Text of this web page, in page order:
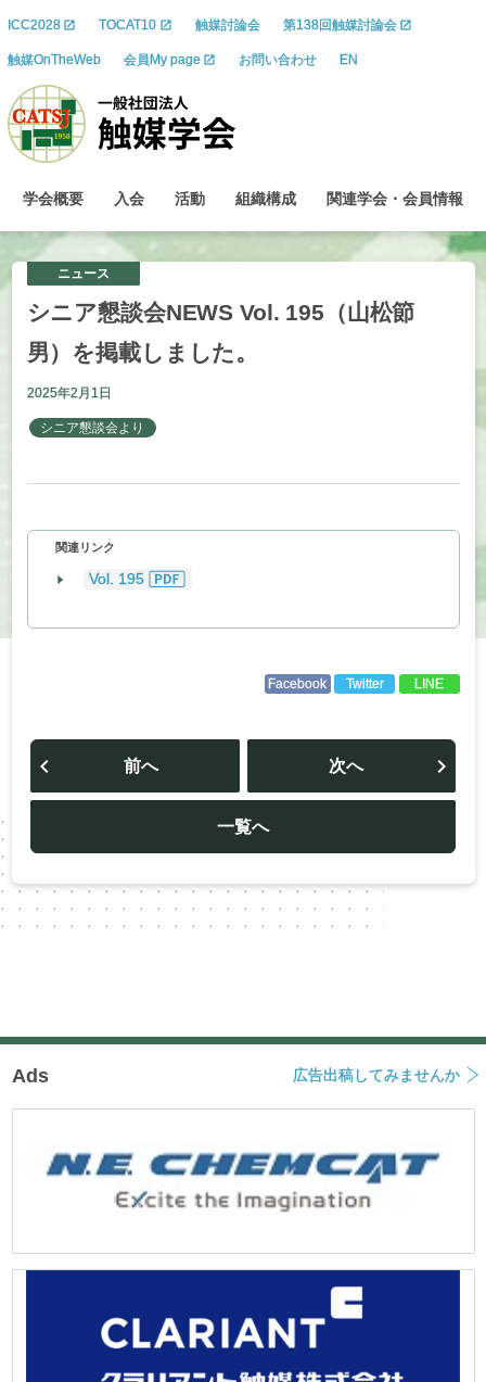
ICC2028 TOCAT10 触媒討論会 第138回触媒討論会
触媒OnTheWeb 会員My page お問い合わせ EN
学会概要 入会 活動 組織構成 関連学会 ・ 会員情報
ニュース
シニア懇談会NEWS Vol. 195 （山松節
男）を掲載しました。
2025年2月1日
シニア懇談会より
関連リンク
Vol. 195
Facebook Twitter LINE
投
ビ
ー
シ
ョ
前へ
一覧へ
次へ
Ads 広告出稿してみませんか